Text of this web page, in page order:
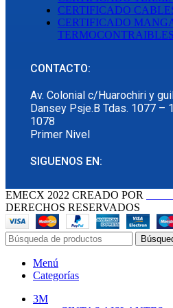
CERTIFICADO
CERTIFICADO
TERMOCONTRAIBLES
CONTACTO:
Av. Colonial c/Huarochiri y
Dansey Psje.B Tdas. 1077
1078
Primer Nivel
SIGUENOS EN:
EMECX 2022 CREADO POR
DERECHOS RESERVADOS
Menú
Categorías
3M